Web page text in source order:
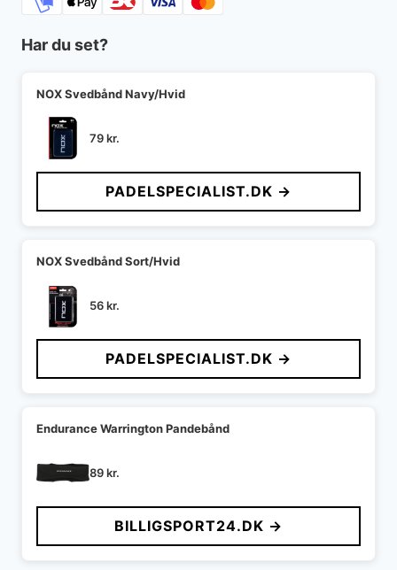
Har du set?
NOX Svedbånd Navy/Hvid
79kr.
PADELSPECIALIST.DK →
NOX Svedbånd Sort/Hvid
56kr.
PADELSPECIALIST.DK →
Endurance Warrington Pandebånd
89kr.
BILLIGSPORT24.DK →